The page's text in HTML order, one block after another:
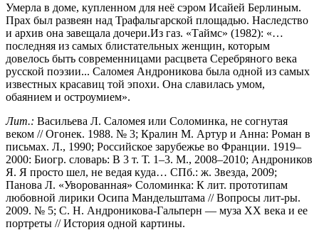
Умерла в доме, купленном для неё сэром Исайей Берлиным.
Прах был развеян над Трафальгарской площадью. Наследство
и архив она завещала дочери.Из газ. «Таймс» (1982): «…
последняя из самых блистательных женщин, которым
довелось быть современницами расцвета Серебряного века
русской поэзии... Саломея Андроникова была одной из самых
известных красавиц той эпохи. Она славилась умом,
обаянием и остроумием».
Лит.: Васильева Л. Саломея или Соломинка, не согнутая
веком // Огонек. 1988. № 3; Кралин М. Артур и Анна: Роман в
письмах. Л., 1990; Российское зарубежье во Франции. 1919–
2000: Биогр. словарь: В 3 т. Т. 1–3. М., 2008–2010; Андроников
Я. Я просто шел, не ведая куда… СПб.: ж. Звезда, 2009;
Панова Л. «Уворованная» Соломинка: К лит. прототипам
любовной лирики Осипа Мандельштама // Вопросы лит-ры.
2009. № 5; С. Н. Андроникова-Гальперн — муза ХХ века и ее
портреты // История одной картины.